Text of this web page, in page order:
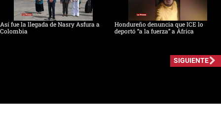
Así fue la llegada de Nasry Asfura a
Colombia
Hondureño denuncia que ICE lo
deportó “a la fuerza” a África
SIGUIENTE